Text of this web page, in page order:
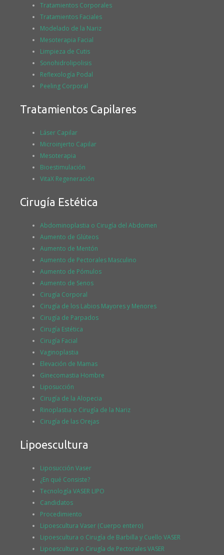
Tratamientos Corporales
Tratamientos Faciales
Modelado de la Nariz
Mesoterapia Facial
Limpieza de Cutis
Sonohidrolipolisis
Reflexología Podal
Peeling Corporal
Tratamientos Capilares
Láser Capilar
Microinjerto Capilar
Mesoterapia
Bioestimulación
VitaX Regeneración
Cirugía Estética
Abdominoplastia o Cirugía del Abdomen
Aumento de Glúteos
Aumento de Mentón
Aumento de Pectorales Masculino
Aumento de Pómulos
Aumento de Senos
Cirugía Corporal
Cirugía de los Labios Mayores y Menores
Cirugía de Parpados
Cirugía Estética
Cirugía Facial
Vaginoplastia
Elevación de Mamas
Ginecomastia Hombre
Liposucción
Cirugía de la Alopecia
Rinoplastia o Cirugía de la Nariz
Cirugía de las Orejas
Lipoescultura
Liposucción Vaser
¿En qué Consiste?
Tecnología VASER LIPO
Candidatos
Procedimiento
Lipoescultura Vaser (Cuerpo entero)
Lipoescultura o Cirugía de Barbilla y Cuello VASER
Lipoescultura o Cirugía de Pectorales VASER